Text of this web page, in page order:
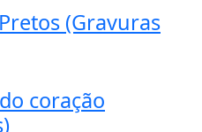
(Gravuras
coração